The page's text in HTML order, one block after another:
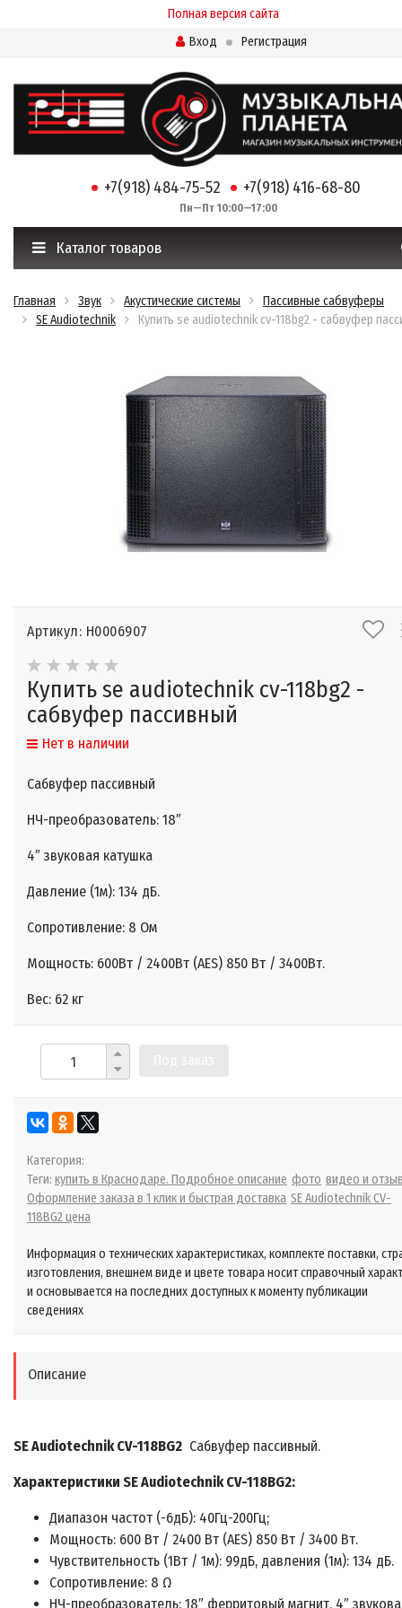
Полная версия сайта
Вход
Регистрация
+7(918) 484-75-52 +7(918) 416-68-80
Пн—Пт 10:00—17:00
Каталог товаров
Главная Звук Акустические системы
Пассивные сабвуферы
SE Audiotechnik
Купить se audiotechnik cv-118bg2 - cабвуфер
Артикул: Н0006907
Купить se audiotechnik cv-118bg2 -
cабвуфер пассивный
Нет в наличии
Cабвуфер пассивный
НЧ-преобразователь: 18″
4″ звуковая катушка
Давление (1м): 134 дБ.
Сопротивление: 8 Ом
Мощность: 600Вт / 2400Вт (AES) 850 Вт / 3400Вт.
Вес: 62 кг
Категория:
Теги: купить в Краснодаре. Подробное описание фото видео и
Оформление заказа в 1 клик и быстрая доставка SE Audiotechnik CV-
118BG2 цена
Информация о технических характеристиках, комплекте поставки,
изготовления, внешнем виде и цвете товара носит справочный
и основывается на последних доступных к моменту публикации
сведениях
Описание
SE Audiotechnik CV-118BG2 Сабвуфер пассивный.
Характеристики SE Audiotechnik CV-118BG2:
Диапазон частот (-6дБ): 40Гц-200Гц;
Мощность: 600 Вт / 2400 Вт (AES) 850 Вт / 3400 Вт.
Чувствительность (1Вт / 1м): 99дБ, давления (1м): 134 дБ.
Сопротивление: 8 Ω
НЧ-преобразователь: 18″ ферритовый магнит, 4″